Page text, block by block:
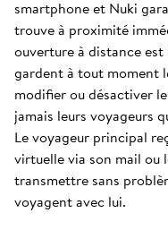
smartphone et Nuki
trouve à proximité
ouverture à distance
gardent à tout moment
modifier ou désactiver
jamais leurs voyageurs
Le voyageur principal
virtuelle via son mail ou
transmettre sans
voyagent avec lui.